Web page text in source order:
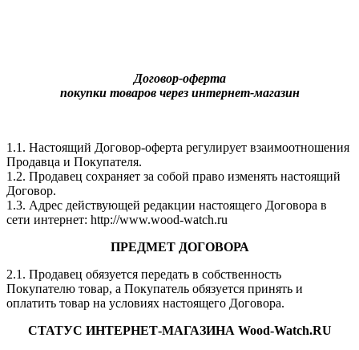
Договор-оферта
покупки товаров через интернет-магазин
1.1. Настоящий Договор-оферта регулирует взаимоотношения
Продавца и Покупателя.
1.2. Продавец сохраняет за собой право изменять настоящий
Договор.
1.3. Адрес действующей редакции настоящего Договора в
сети интернет: http://www.wood-watch.ru
ПРЕДМЕТ ДОГОВОРА
2.1. Продавец обязуется передать в собственность
Покупателю товар, а Покупатель обязуется принять и
оплатить товар на условиях настоящего Договора.
СТАТУС ИНТЕРНЕТ-МАГАЗИНА Wood-Watch.RU